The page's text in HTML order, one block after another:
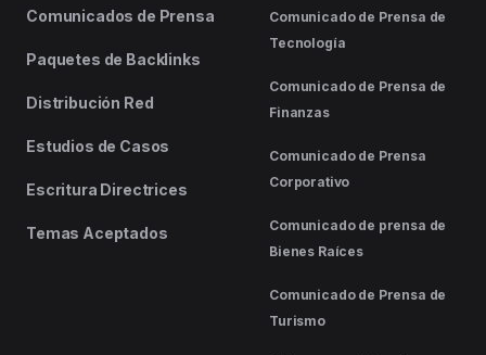
Comunicados de Prensa
Paquetes de Backlinks
Distribución Red
Estudios de Casos
Escritura Directrices
Temas Aceptados
Comunicado de Prensa de
Tecnología
Comunicado de Prensa de
Finanzas
Comunicado de Prensa
Corporativo
Comunicado de prensa de
Bienes Raíces
Comunicado de Prensa de
Turismo